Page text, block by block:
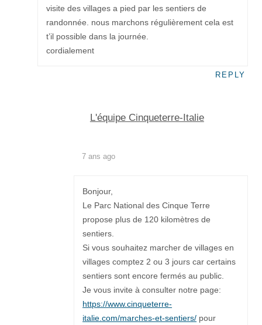
visite des villages a pied par les sentiers de
randonnée. nous marchons régulièrement cela est
t’il possible dans la journée.
cordialement
REPLY
L'équipe Cinqueterre-Italie
7 ans ago
Bonjour,
Le Parc National des Cinque Terre
propose plus de 120 kilomètres de
sentiers.
Si vous souhaitez marcher de villages en
villages comptez 2 ou 3 jours car certains
sentiers sont encore fermés au public.
Je vous invite à consulter notre page:
https://www.cinqueterre-
italie.com/marches-et-sentiers/ pour